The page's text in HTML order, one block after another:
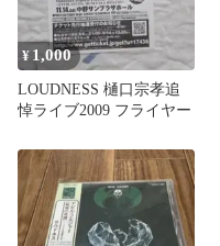
¥ 1,000
LOUDNESS 樋口宗孝追
悼ライブ2009 フライヤー